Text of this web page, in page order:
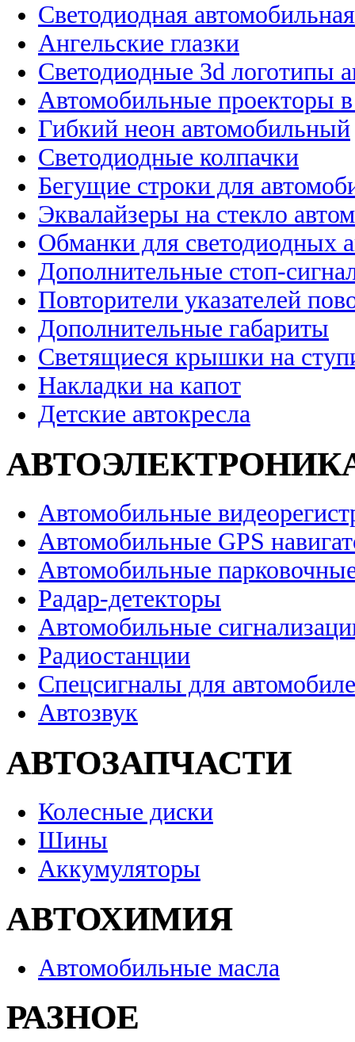
Светодиодная
Ангельские глазки
Светодиодные 3d логотипы
Автомобильные проекторы
Гибкий неон автомобильный
Светодиодные колпачки
Бегущие строки для
Эквалайзеры на стекло
Обманки для светодиодных
Дополнительные стоп-
Повторители указателей
Дополнительные габариты
Светящиеся крышки на
Накладки на капот
Детские автокресла
Автомобильные
Автомобильные GPS
Автомобильные
Радар-детекторы
Автомобильные
Радиостанции
Спецсигналы для
Автозвук
АВТОЗАПЧАСТИ
Колесные диски
Шины
Аккумуляторы
АВТОХИМИЯ
Автомобильные масла
РАЗНОЕ